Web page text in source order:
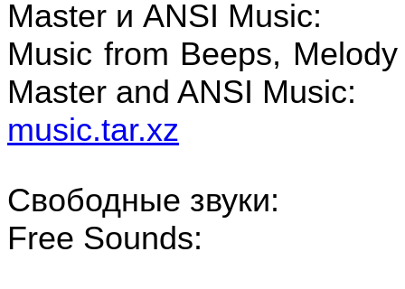
Master и ANSI Music:
Music from Beeps, Melody
Master and ANSI Music:
music.tar.xz
Свободные звуки:
Free Sounds: